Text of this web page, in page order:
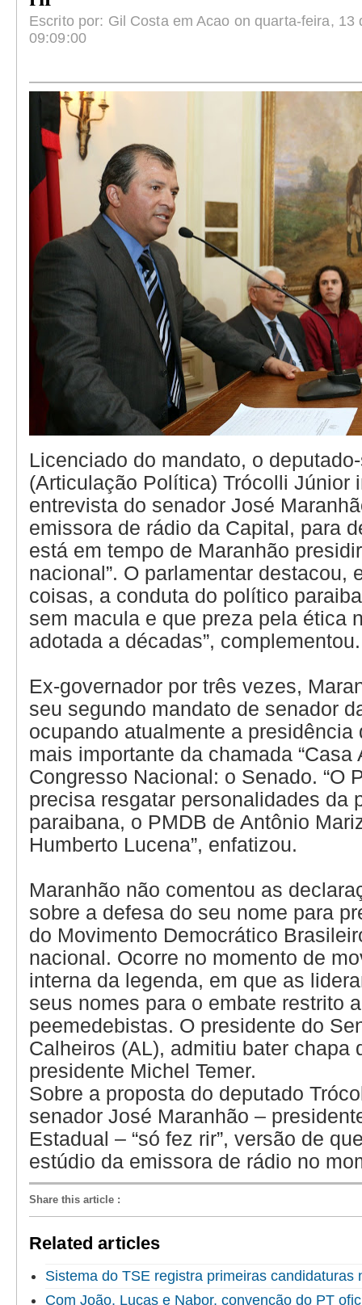
Escrito por: Gil Costa em Acao on quarta-feira, 13
09:09:00
Licenciado do mandato, o
(Articulação Política) Trócolli Júnior
entrevista do senador José
emissora de rádio da Capital, para
está em tempo de Maranhão
nacional”. O parlamentar destacou,
coisas, a conduta do político
sem macula e que preza pela ética
adotada a décadas”, complementou.
Ex-governador por três vezes,
seu segundo mandato de senador
ocupando atualmente a presidência
mais importante da chamada “Casa
Congresso Nacional: o Senado. “O
precisa resgatar personalidades da
paraibana, o PMDB de Antônio
Humberto Lucena”, enfatizou.
Maranhão não comentou as
sobre a defesa do seu nome para
do Movimento Democrático
nacional. Ocorre no momento de
interna da legenda, em que as
seus nomes para o embate restrito
peemedebistas. O presidente do
Calheiros (AL), admitiu bater chapa
presidente Michel Temer.
Sobre a proposta do deputado
senador José Maranhão –
Estadual – “só fez rir”, versão de
estúdio da emissora de rádio no
Share this article :
Related articles
Sistema do TSE registra primeiras candidaturas
Com João, Lucas e Nabor, convenção do PT